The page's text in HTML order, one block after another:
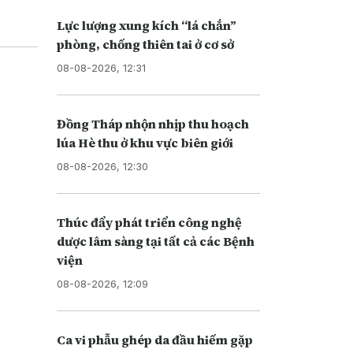
Lực lượng xung kích “lá chắn”
phòng, chống thiên tai ở cơ sở
08-08-2026, 12:31
Đồng Tháp nhộn nhịp thu hoạch
lúa Hè thu ở khu vực biên giới
08-08-2026, 12:30
Thúc đẩy phát triển công nghệ
dược lâm sàng tại tất cả các Bệnh
viện
08-08-2026, 12:09
Ca vi phẫu ghép da đầu hiếm gặp